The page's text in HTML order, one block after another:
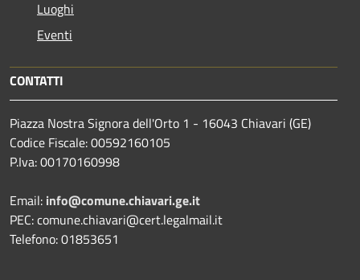
Luoghi
Eventi
CONTATTI
Piazza Nostra Signora dell'Orto 1 - 16043 Chiavari (GE)
Codice Fiscale: 00592160105
P.Iva: 00170160998
Email: info@comune.chiavari.ge.it
PEC: comune.chiavari@cert.legalmail.it
Telefono: 01853651